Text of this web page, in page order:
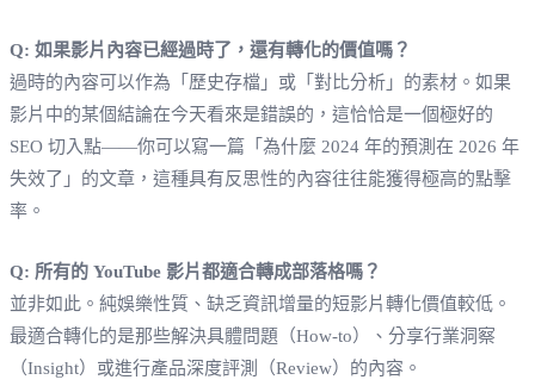
Q: 如果影片內容已經過時了，還有轉化的價值嗎？
過時的內容可以作為「歷史存檔」或「對比分析」的素材。如果
影片中的某個結論在今天看來是錯誤的，這恰恰是一個極好的
SEO 切入點——你可以寫一篇「為什麼 2024 年的預測在 2026 年
失效了」的文章，這種具有反思性的內容往往能獲得極高的點擊
率。
Q: 所有的 YouTube 影片都適合轉成部落格嗎？
並非如此。純娛樂性質、缺乏資訊增量的短影片轉化價值較低。
最適合轉化的是那些解決具體問題（How-to）、分享行業洞察
（Insight）或進行產品深度評測（Review）的內容。